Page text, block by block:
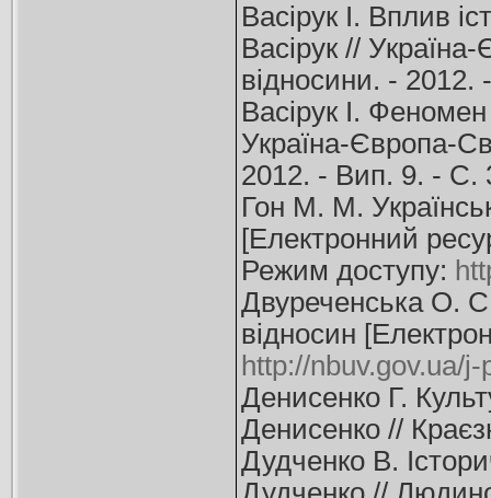
Васірук І. Вплив
Васірук //
відносини. -
Васірук І. Феномен
Україна-Європа-
2012. - Вип. 9. - С.
Гон М. М.
[Електронний
Режим доступу:
Двуреченська О. С.
відносин
http://nbuv.gov.ua/
Денисенко Г.
Денисенко //
Дудченко В.